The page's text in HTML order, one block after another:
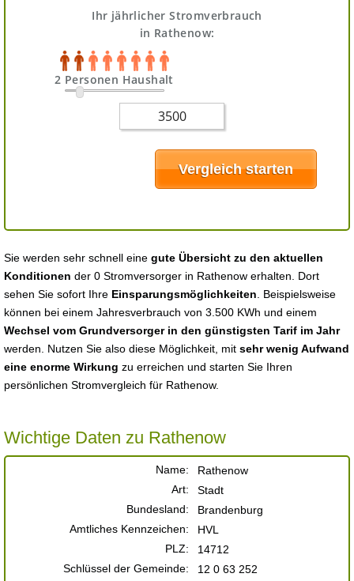
Ihr jährlicher Stromverbrauch
in Rathenow:
2 Personen Haushalt
Sie werden sehr schnell eine gute Übersicht zu den aktuellen
Konditionen der 0 Stromversorger in Rathenow erhalten. Dort
sehen Sie sofort Ihre Einsparungsmöglichkeiten . Beispielsweise
können bei einem Jahresverbrauch von 3.500 KWh und einem
Wechsel vom Grundversorger in den günstigsten Tarif im Jahr
werden. Nutzen Sie also diese Möglichkeit, mit sehr wenig Aufwand
eine enorme Wirkung zu erreichen und starten Sie Ihren
persönlichen Stromvergleich für Rathenow.
Wichtige Daten zu Rathenow
Name:
Rathenow
Art:
Stadt
Bundesland:
Brandenburg
Amtliches Kennzeichen:
HVL
PLZ:
14712
Schlüssel der Gemeinde:
12 0 63 252